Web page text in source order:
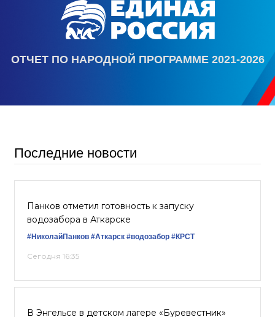
ОТЧЕТ ПО НАРОДНОЙ ПРОГРАММЕ 2021-2026
Последние новости
Панков отметил готовность к запуску
водозабора в Аткарске
#НиколайПанков #Аткарск #водозабор #КРСТ
Сегодня 16:35
В Энгельсе в детском лагере «Буревестник»